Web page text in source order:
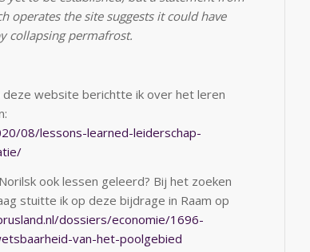
operates the site suggests it could have
collapsing permafrost.
website berichtte ik over het leren
08/lessons-learned-leiderschap-
ook lessen geleerd? Bij het zoeken
stuitte ik op deze bijdrage in Raam op
dossiers/economie/1696-
van-het-poolgebied